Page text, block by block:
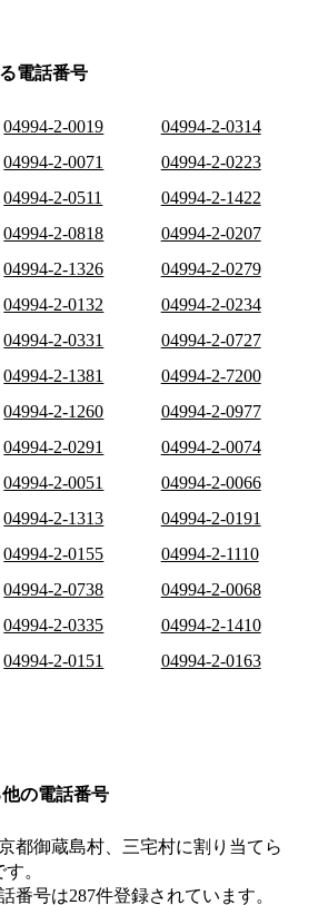
電話番号
04994-2-0019
04994-2-0314
04994-2-0071
04994-2-0223
04994-2-0511
04994-2-1422
04994-2-0818
04994-2-0207
04994-2-1326
04994-2-0279
04994-2-0132
04994-2-0234
04994-2-0331
04994-2-0727
04994-2-1381
04994-2-7200
04994-2-1260
04994-2-0977
04994-2-0291
04994-2-0074
04994-2-0051
04994-2-0066
04994-2-1313
04994-2-0191
04994-2-0155
04994-2-1110
04994-2-0738
04994-2-0068
04994-2-0335
04994-2-1410
04994-2-0151
04994-2-0163
の電話番号
都御蔵島村、三宅村に割り当てら
。
番号は287件登録されています。